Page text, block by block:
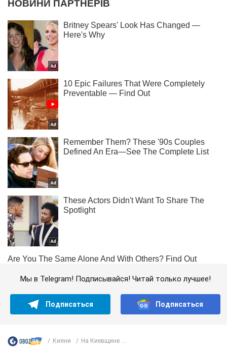
Мы в Telegram! Подписывайся! Читай только лучшее!
Подписаться Подписаться
Кияни На Киевщине ...